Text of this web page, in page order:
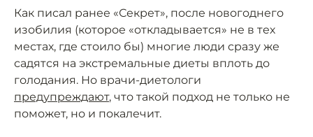
Как писал ранее «Секрет», после новогоднего
изобилия (которое «откладывается» не в тех
местах, где стоило бы) многие люди сразу же
садятся на экстремальные диеты вплоть до
голодания. Но врачи-диетологи
предупреждают, что такой подход не только не
поможет, но и покалечит.